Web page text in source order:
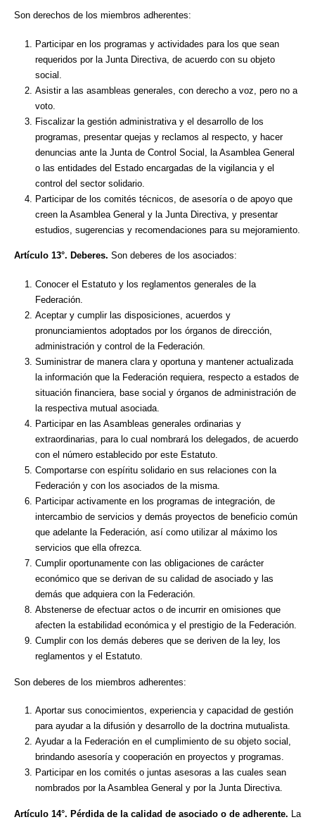
Son derechos de los miembros adherentes:
Participar en los programas y actividades para los que sean
requeridos por la Junta Directiva, de acuerdo con su objeto
social.
Asistir a las asambleas generales, con derecho a voz, pero no a
voto.
Fiscalizar la gestión administrativa y el desarrollo de los
programas, presentar quejas y reclamos al respecto, y hacer
denuncias ante la Junta de Control Social, la Asamblea General
o las entidades del Estado encargadas de la vigilancia y el
control del sector solidario.
Participar de los comités técnicos, de asesoría o de apoyo que
creen la Asamblea General y la Junta Directiva, y presentar
estudios, sugerencias y recomendaciones para su mejoramiento.
Artículo 13°. Deberes. Son deberes de los asociados:
Conocer el Estatuto y los reglamentos generales de la
Federación.
Aceptar y cumplir las disposiciones, acuerdos y
pronunciamientos adoptados por los órganos de dirección,
administración y control de la Federación.
Suministrar de manera clara y oportuna y mantener actualizada
la información que la Federación requiera, respecto a estados de
situación financiera, base social y órganos de administración de
la respectiva mutual asociada.
Participar en las Asambleas generales ordinarias y
extraordinarias, para lo cual nombrará los delegados, de acuerdo
con el número establecido por este Estatuto.
Comportarse con espíritu solidario en sus relaciones con la
Federación y con los asociados de la misma.
Participar activamente en los programas de integración, de
intercambio de servicios y demás proyectos de beneficio común
que adelante la Federación, así como utilizar al máximo los
servicios que ella ofrezca.
Cumplir oportunamente con las obligaciones de carácter
económico que se derivan de su calidad de asociado y las
demás que adquiera con la Federación.
Abstenerse de efectuar actos o de incurrir en omisiones que
afecten la estabilidad económica y el prestigio de la Federación.
Cumplir con los demás deberes que se deriven de la ley, los
reglamentos y el Estatuto.
Son deberes de los miembros adherentes:
Aportar sus conocimientos, experiencia y capacidad de gestión
para ayudar a la difusión y desarrollo de la doctrina mutualista.
Ayudar a la Federación en el cumplimiento de su objeto social,
brindando asesoría y cooperación en proyectos y programas.
Participar en los comités o juntas asesoras a las cuales sean
nombrados por la Asamblea General y por la Junta Directiva.
Artículo 14°. Pérdida de la calidad de asociado o de adherente. La